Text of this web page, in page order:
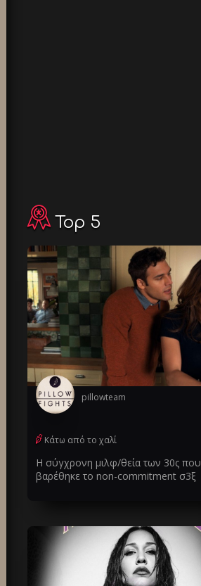
Top 5
pillowteam
Κάτω από το χαλί
Η σύγχρονη μιλφ/θεία των 30ς που
βαρέθηκε το non-commitment σ3ξ